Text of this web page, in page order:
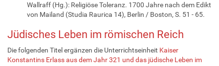
Wallraff (Hg.): Religiöse Toleranz. 1700 Jahre nach dem Edikt
von Mailand (Studia Raurica 14), Berlin / Boston, S. 51 - 65.
Jüdisches Leben im römischen Reich
Die folgenden Titel ergänzen die Unterrichtseinheit Kaiser
Konstantins Erlass aus dem Jahr 321 und das jüdische Leben im